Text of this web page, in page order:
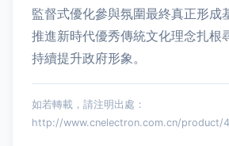
監督式優化參與氛圍最終真正形成
推進新時代優秀傳統文化理念扎根
持續提升政府形象。
如若轉載，請注明出處：
http://www.cnelectron.com.cn/product/